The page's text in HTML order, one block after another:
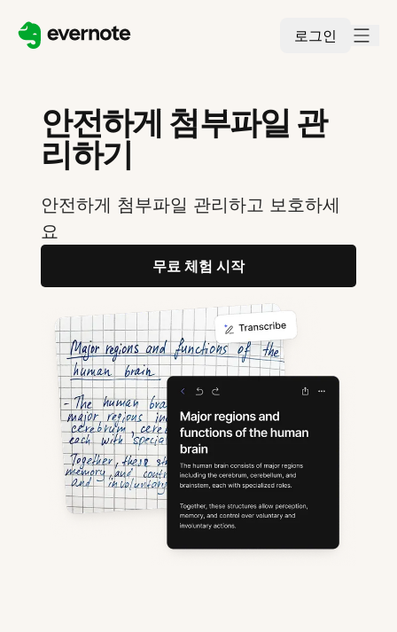
로그인
안전하게 첨부파일 관
리하기
안전하게 첨부파일 관리하고 보호하세
요
무료 체험 시작